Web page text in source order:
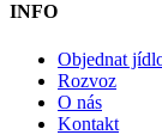
INFO
Objednat
Rozvoz
O nás
Kontakt